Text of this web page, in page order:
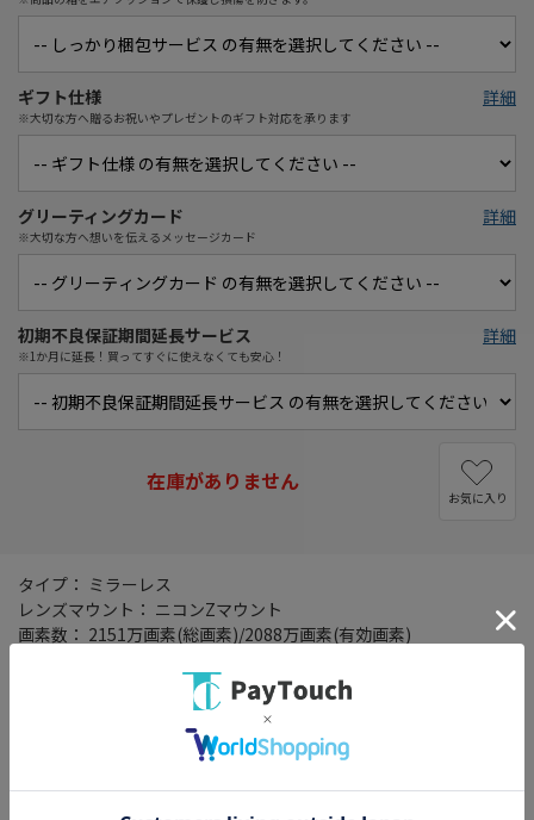
ギフト仕様
※大切な方へ贈るお祝いやプレゼントのギフト対応を承ります
詳細
グリーティングカード
※大切な方へ想いを伝えるメッセージカード
詳細
初期不良保証期間延長サービス
※1か月に延長！買ってすぐに使えなくても安心！
詳細
在庫がありません
お気に入り
タイプ： ミラーレス
レンズマウント： ニコンZマウント
画素数： 2151万画素(総画素)/2088万画素(有効画素)
撮影感度： 標準 ISO100～51200/拡張 ISO102400相当・204800相
記録フォーマット： JPEG/RAW(NEF)
連写撮影： 高速連続撮影 約5コマ/秒/高速連続撮影(拡張) 約11コ